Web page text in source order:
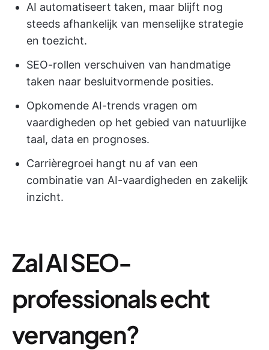
AI automatiseert taken, maar blijft nog
steeds afhankelijk van menselijke strategie
en toezicht.
SEO-rollen verschuiven van handmatige
taken naar besluitvormende posities.
Opkomende AI-trends vragen om
vaardigheden op het gebied van natuurlijke
taal, data en prognoses.
Carrièregroei hangt nu af van een
combinatie van AI-vaardigheden en zakelijk
inzicht.
Zal AI SEO-
professionals echt
vervangen?